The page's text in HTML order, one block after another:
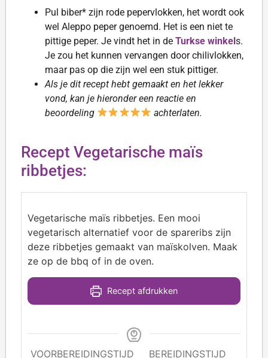
Pul biber* zijn rode pepervlokken, het wordt ook
wel Aleppo peper genoemd. Het is een niet te
pittige peper. Je vindt het in de Turkse winkels.
Je zou het kunnen vervangen door chilivlokken,
maar pas op die zijn wel een stuk pittiger.
Als je dit recept hebt gemaakt en het lekker
vond, kan je hieronder een reactie en
beoordeling
achterlaten.
Recept Vegetarische maïs
ribbetjes:
Vegetarische maïs ribbetjes. Een mooi
vegetarisch alternatief voor de spareribs zijn
deze ribbetjes gemaakt van maïskolven. Maak
ze op de bbq of in de oven.
Recept afdrukken
VOORBEREIDINGSTIJD BEREIDINGSTIJD